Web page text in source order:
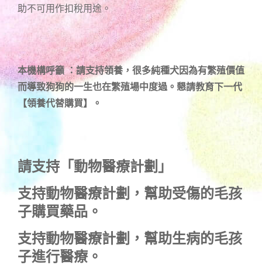
助不可用作扣稅用途。
本機構呼籲 ：請支持領養，很多純種犬因為有繁殖價值
而導致狗狗的一生也在繁殖場中度過。懇請教育下一代
【領養代替購買】。
請支持「動物醫療計劃」
支持動物醫療計劃 ，幫助受傷的毛孩
子購買藥品。
支持動物醫療計劃 ，幫助生病的毛孩
子進行醫療。